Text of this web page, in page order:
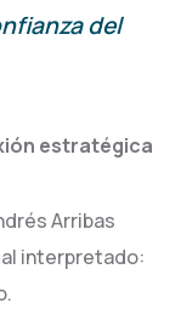
del
estratégica
Arribas
interpretado: